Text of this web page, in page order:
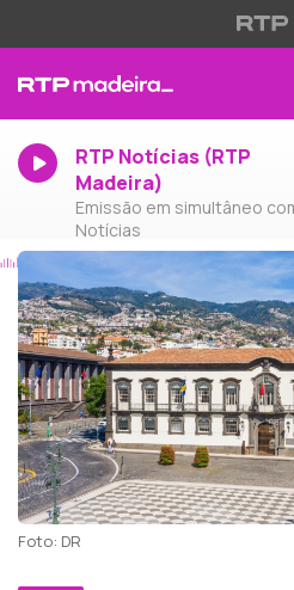
RTP Notícias (RTP
Madeira)
Emissão em simultâneo
Notícias
Foto: DR